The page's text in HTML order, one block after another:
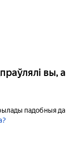
вы, а
падобныя да